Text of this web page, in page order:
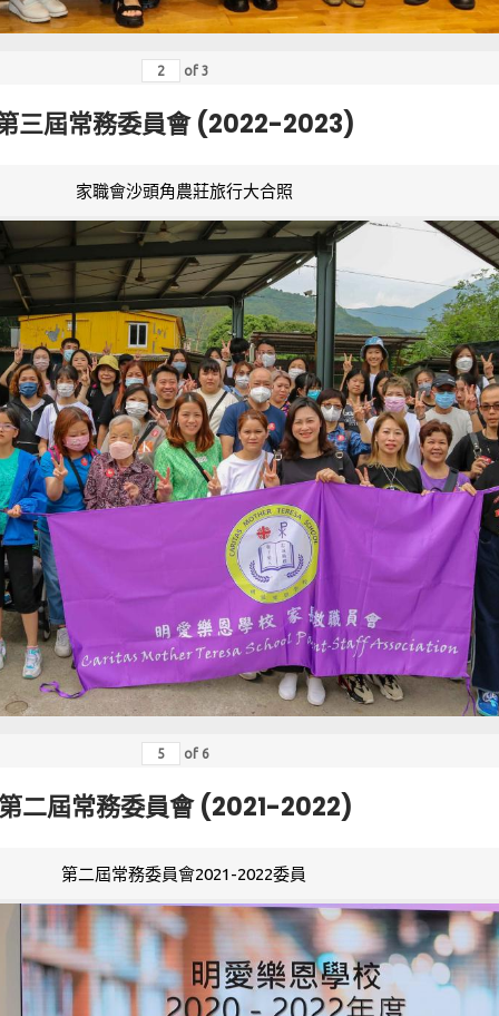
of 3
三屆常務委員會 (2022-2023)
家職會沙頭角農莊旅行大合照
of 6
二屆常務委員會 (2021-2022)
第二屆常務委員會2021-2022委員